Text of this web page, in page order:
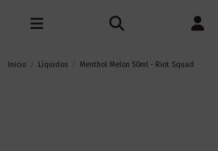
Inicio Líquidos Menthol Melon 50ml - Riot Squad